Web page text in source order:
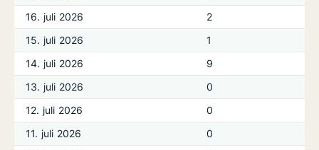
16. juli 2026
2
15. juli 2026
1
14. juli 2026
9
13. juli 2026
0
12. juli 2026
0
11. juli 2026
0